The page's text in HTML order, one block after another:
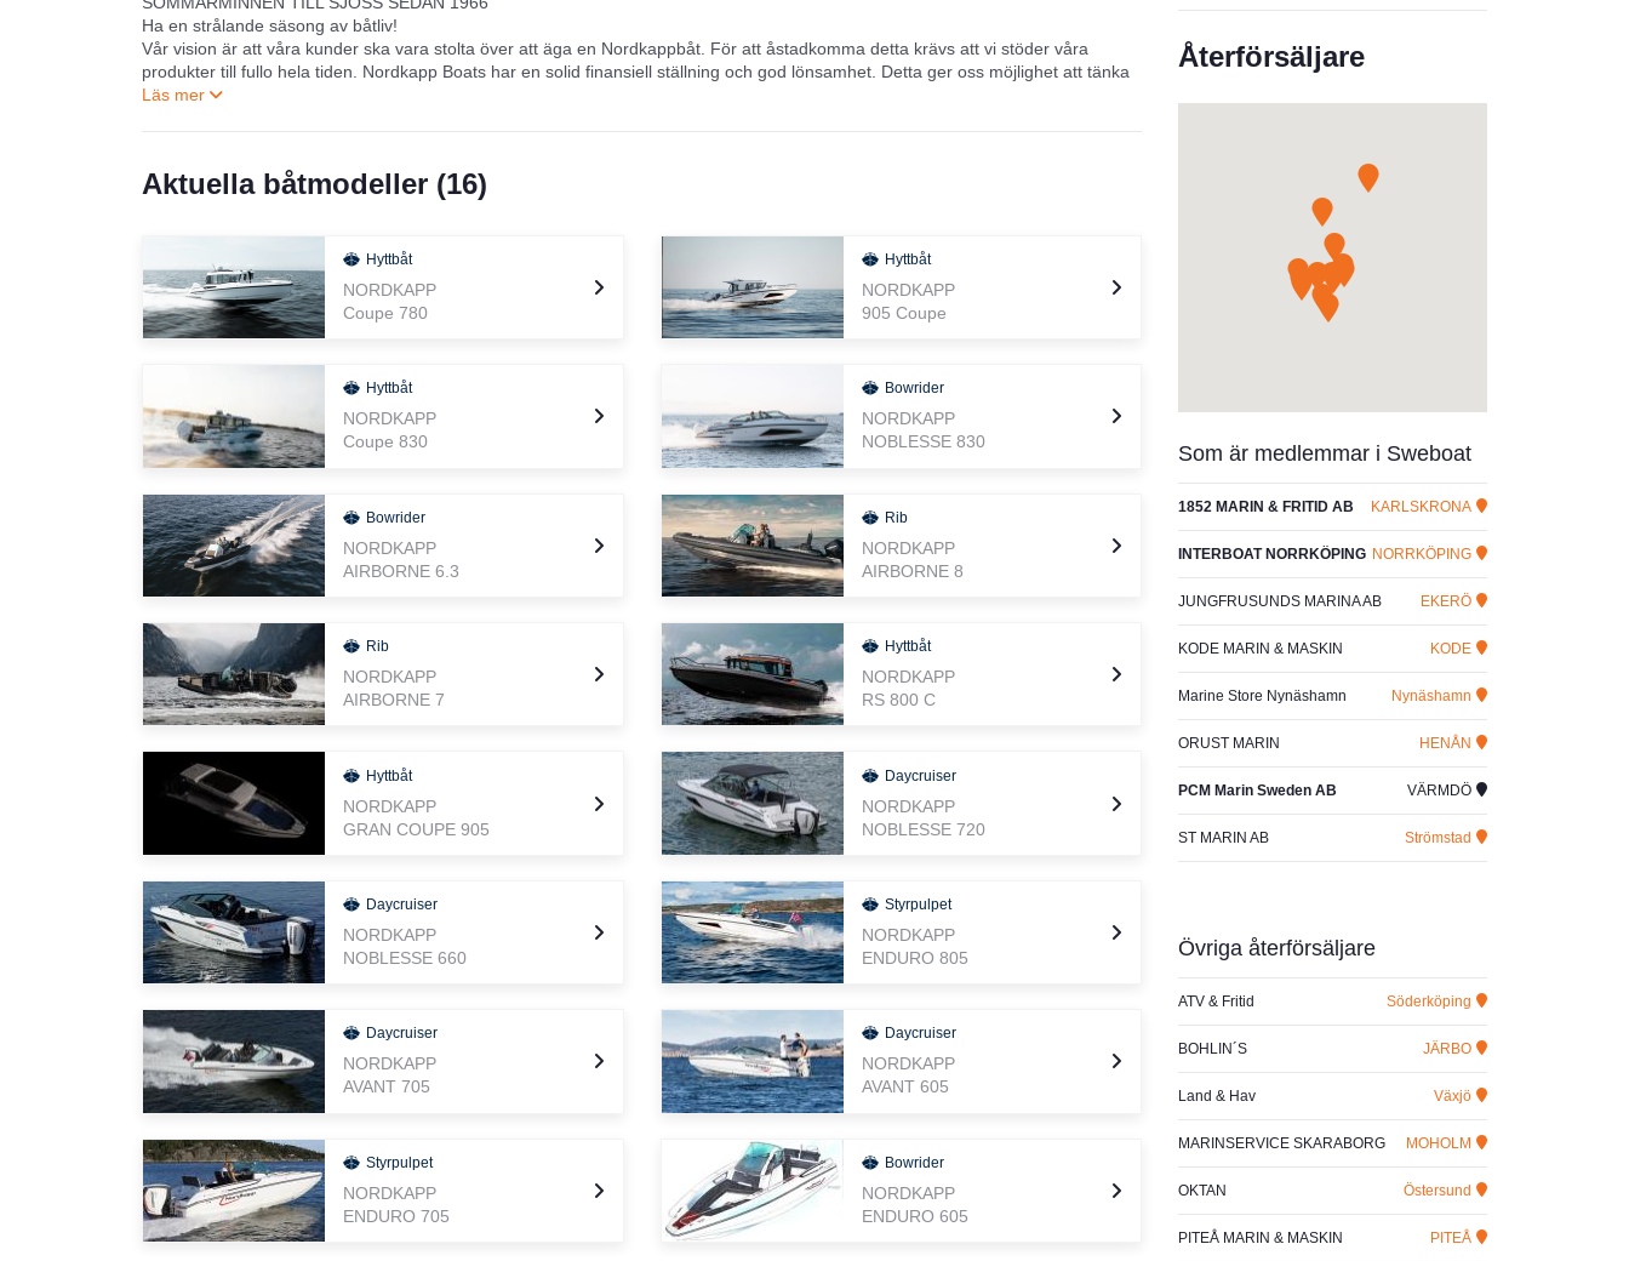
Ha en strålande säsong av båtliv!
Vår vision är att våra kunder ska vara stolta över att äga en Nordkappbåt. För att åstadkomma detta krävs att vi stöder våra
produkter till fullo hela tiden. Nordkapp Boats har en solid finansiell ställning och god lönsamhet. Detta ger oss möjlighet att tänka
och planera långsiktigt, också genom att ge våra kunder den trygghet som behövs för en så stor investering som ett båtköp är.
2013 var ett fantastiskt år för Nordkapp Boats. Vår nya Enduro 605-modell fick flera priser i Norge och nominerades till det
ännu bättre jobb under de kommande åren. Nu är Nordkapp inte helt obekant med distinktioner, då vi också tidigare har fått tre
priser och innehar utmärkelsen för Design Excellence från Norska Designrådet.
Aktuella båtmodeller (16)
Hyttbåt
NORDKAPP
Coupe 780
Hyttbåt
NORDKAPP
905 Coupe
Hyttbåt
NORDKAPP
Coupe 830
Bowrider
NORDKAPP
NOBLESSE 830
Bowrider
NORDKAPP
AIRBORNE 6.3
Rib
NORDKAPP
AIRBORNE 8
Rib
NORDKAPP
AIRBORNE 7
Hyttbåt
NORDKAPP
RS 800 C
Hyttbåt
NORDKAPP
GRAN COUPE 905
Daycruiser
NORDKAPP
NOBLESSE 720
Daycruiser
NORDKAPP
NOBLESSE 660
Styrpulpet
NORDKAPP
ENDURO 805
Daycruiser
NORDKAPP
AVANT 705
Daycruiser
NORDKAPP
AVANT 605
Styrpulpet
NORDKAPP
ENDURO 705
Bowrider
NORDKAPP
ENDURO 605
Återförsäljare
Som är medlemmar i Sweboat
1852 MARIN & FRITID AB KARLSKRONA
INTERBOAT NORRKÖPING NORRKÖPING
JUNGFRUSUNDS MARINA AB EKERÖ
KODE MARIN & MASKIN KODE
Marine Store Nynäshamn Nynäshamn
ORUST MARIN HENÅN
PCM Marin Sweden AB VÄRMDÖ
ST MARIN AB Strömstad
Övriga återförsäljare
ATV & Fritid Söderköping
BOHLIN´S JÄRBO
Land & Hav Växjö
MARINSERVICE SKARABORG MOHOLM
OKTAN Östersund
PITEÅ MARIN & MASKIN PITEÅ